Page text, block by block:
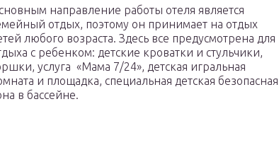
направление работы отеля является
отдых, поэтому он принимает на отдых
любого возраста. Здесь все предусмотрена для
с ребенком: детские кроватки и стульчики,
услуга «Мама 7/24», детская игральная
и площадка, специальная детская безопасная
в бассейне.